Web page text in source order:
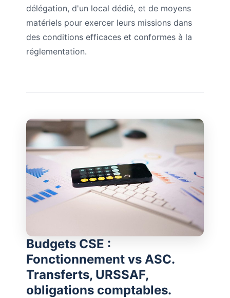
délégation, d'un local dédié, et de moyens
matériels pour exercer leurs missions dans
des conditions efficaces et conformes à la
réglementation.
Budgets CSE :
Fonctionnement vs ASC.
Transferts, URSSAF,
obligations comptables.